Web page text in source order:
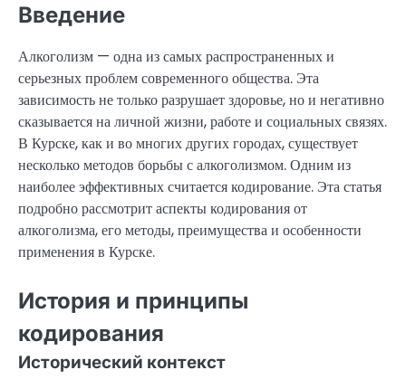
Введение
Алкоголизм — одна из самых распространенных и
серьезных проблем современного общества. Эта
зависимость не только разрушает здоровье, но и негативно
сказывается на личной жизни, работе и социальных связях.
В Курске, как и во многих других городах, существует
несколько методов борьбы с алкоголизмом. Одним из
наиболее эффективных считается кодирование. Эта статья
подробно рассмотрит аспекты кодирования от
алкоголизма, его методы, преимущества и особенности
применения в Курске.
История и принципы
кодирования
Исторический контекст